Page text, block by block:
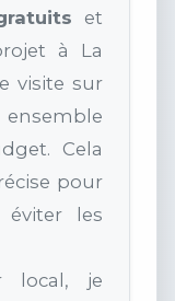
et
à La
visite sur
Cela
pour
les
local, je